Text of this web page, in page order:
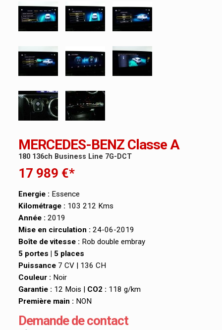
MERCEDES-BENZ Classe A
180 136ch Business Line 7G-DCT
17 989 €*
Energie : Essence
Kilométrage : 103 212 Kms
Année : 2019
Mise en circulation : 24-06-2019
Boîte de vitesse : Rob double embray
5 portes | 5 places
Puissance 7 CV | 136 CH
Couleur : Noir
Garantie : 12 Mois | CO2 : 118 g/km
Première main : NON
Demande de contact